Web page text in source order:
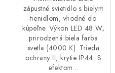
zápustné svietidlo s bielym
tienidlom, vhodné do
kúpeľne. Výkon LED 48 W,
prirodzená biela farba
svetla (4000 K). Trieda
ochrany II, krytie IP44. S
efektom...